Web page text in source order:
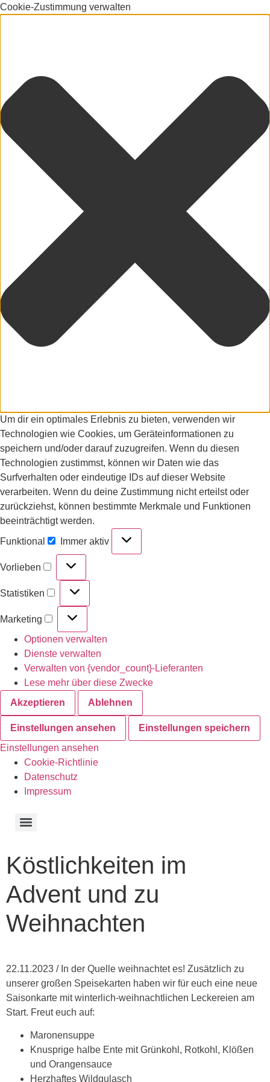
Cookie-Zustimmung verwalten
Um dir ein optimales Erlebnis zu bieten, verwenden wir
Technologien wie Cookies, um Geräteinformationen zu
speichern und/oder darauf zuzugreifen. Wenn du diesen
Technologien zustimmst, können wir Daten wie das
Surfverhalten oder eindeutige IDs auf dieser Website
verarbeiten. Wenn du deine Zustimmung nicht erteilst oder
zurückziehst, können bestimmte Merkmale und Funktionen
beeinträchtigt werden.
Funktional
Immer aktiv
Vorlieben
Statistiken
Marketing
Optionen verwalten
Dienste verwalten
Verwalten von {vendor_count}-Lieferanten
Lese mehr über diese Zwecke
Akzeptieren
Ablehnen
Einstellungen ansehen
Einstellungen speichern
Einstellungen ansehen
Cookie-Richtlinie
Datenschutz
Impressum
Köstlichkeiten im
Advent und zu
Weihnachten
22.11.2023 / In der Quelle weihnachtet es! Zusätzlich zu
unserer großen Speisekarten haben wir für euch eine neue
Saisonkarte mit winterlich-weihnachtlichen Leckereien am
Start. Freut euch auf:
Maronensuppe
Knusprige halbe Ente mit Grünkohl, Rotkohl, Klößen
und Orangensauce
Herzhaftes Wildgulasch